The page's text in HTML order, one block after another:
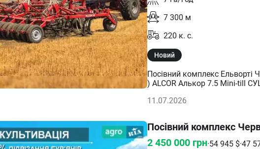
7 300 м
220 к. с.
Новий
Посівний комплекс Ельворті
) ALCOR Алькор 7.5 Mini-till СУЦІЛЬНИЙ ПОСІВ ЗБІЛЬШУЄ
більшим – це головне
від 30 до 120 мм з чітко
кожному паростку в 3-4 рази
рядовому посіві. Завдяки цій
11.07.2026
Посівний комплекс
2 450 000 грн·54 945 $·47